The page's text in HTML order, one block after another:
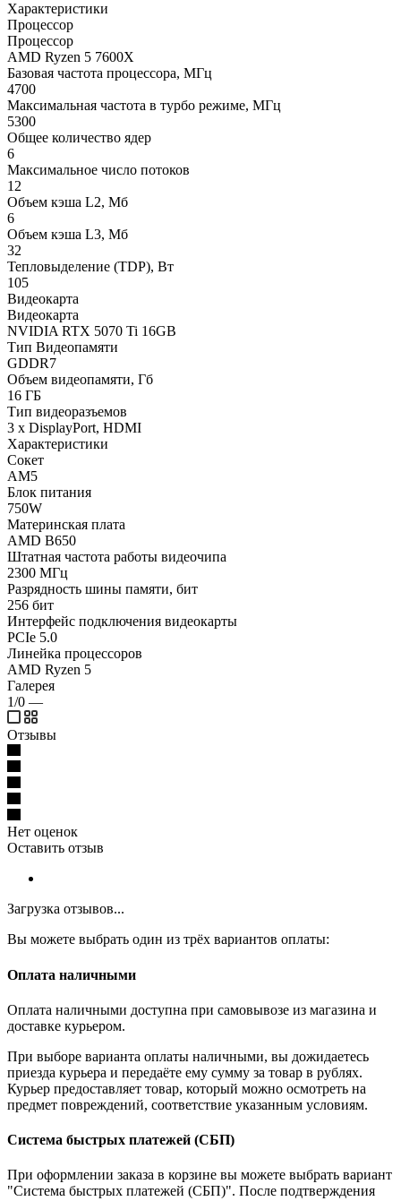
Характеристики
Процессор
Процессор
AMD Ryzen 5 7600X
Базовая частота процессора, МГц
4700
Максимальная частота в турбо режиме, МГц
5300
Общее количество ядер
6
Максимальное число потоков
12
Объем кэша L2, Мб
6
Объем кэша L3, Мб
32
Тепловыделение (TDP), Вт
105
Видеокарта
Видеокарта
NVIDIA RTX 5070 Ti 16GB
Тип Видеопамяти
GDDR7
Объем видеопамяти, Гб
16 ГБ
Тип видеоразъемов
3 x DisplayPort, HDMI
Характеристики
Сокет
AM5
Блок питания
750W
Материнская плата
AMD B650
Штатная частота работы видеочипа
2300 МГц
Разрядность шины памяти, бит
256 бит
Интерфейс подключения видеокарты
PCIe 5.0
Линейка процессоров
AMD Ryzen 5
Галерея
1/0 —
Отзывы
Нет оценок
Оставить отзыв
Загрузка отзывов...
Вы можете выбрать один из трёх вариантов оплаты:
Оплата наличными
Оплата наличными доступна при самовывозе из магазина и
доставке курьером.
При выборе варианта оплаты наличными, вы дожидаетесь
приезда курьера и передаёте ему сумму за товар в рублях.
Курьер предоставляет товар, который можно осмотреть на
предмет повреждений, соответствие указанным условиям.
Система быстрых платежей (СБП)
При оформлении заказа в корзине вы можете выбрать вариант
"Система быстрых платежей (СБП)". После подтверждения